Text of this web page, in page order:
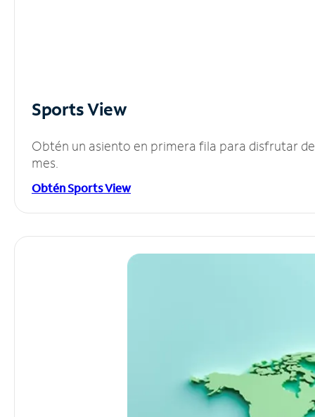
Sports View
Obtén un asiento en primera fila para disfrutar
mes.
Obtén Sports View